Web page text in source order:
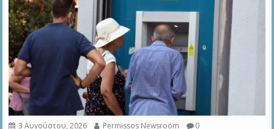
3 Αυγούστου, 2026 Permissos Newsroom 0